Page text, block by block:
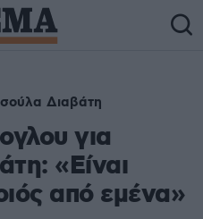
Διαβάτη
για
«Είναι
από εμένα»